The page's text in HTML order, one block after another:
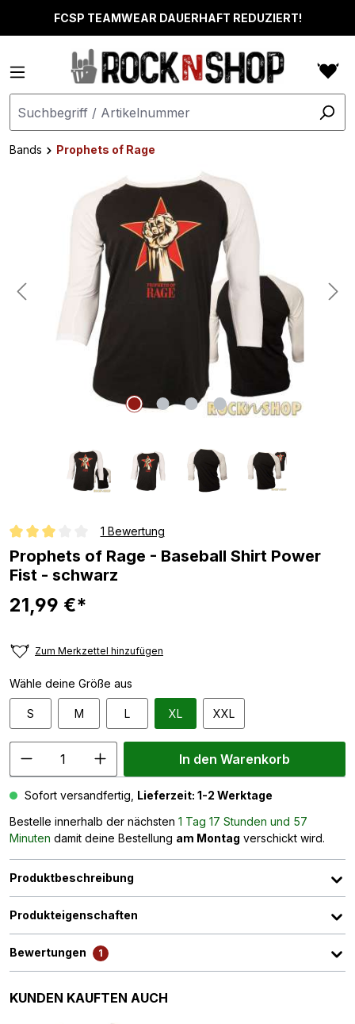
springenFCSP TEAMWEAR DAUERHAFT REDUZIERT!
Bands
Prophets of Rage
Durchschnittliche Bewertung von 3 von 5 Sternen
1 Bewertung
Prophets of Rage - Baseball Shirt Power
Fist - schwarz
21,99 €*
Zum Merkzettel hinzufügen
Wähle deine Größe aus
S M L XL XXL
In den Warenkorb
Sofort versandfertig, Lieferzeit: 1-2 Werktage
Bestelle innerhalb der nächsten 1 Tag 17 Stunden und 57
Minuten damit deine Bestellung am Montag verschickt wird.
Produktbeschreibung
Produkteigenschaften
Bewertungen 1
Produktgalerie überspringen
KUNDEN KAUFTEN AUCH